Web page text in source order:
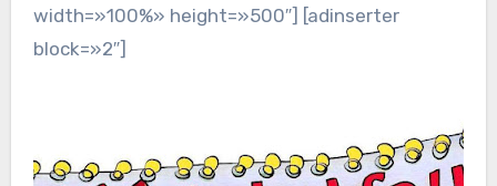
width=»100%» height=»500″] [adinserter
block=»2″]